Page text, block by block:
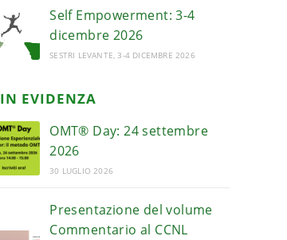
Self Empowerment: 3-4
dicembre 2026
SESTRI LEVANTE, 3-4 DICEMBRE 2026
IN EVIDENZA
OMT® Day: 24 settembre
2026
30 LUGLIO 2026
Presentazione del volume
Commentario al CCNL